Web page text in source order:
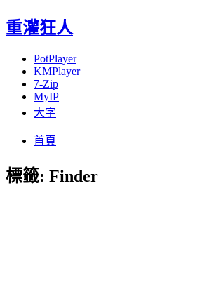
重灌狂人
PotPlayer
KMPlayer
7-Zip
MyIP
大字
首頁
標籤: Finder